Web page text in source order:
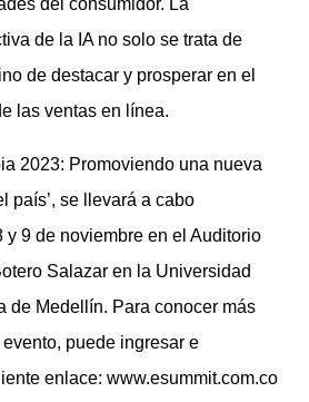
del consumidor. La
de la IA no solo se trata de
de destacar y prosperar en el
las ventas en línea.
2023: Promoviendo una nueva
país’, se llevará a cabo
y 9 de noviembre en el Auditorio
Salazar en la Universidad
de Medellín. Para conocer más
puede ingresar e
enlace: www.esummit.com.co